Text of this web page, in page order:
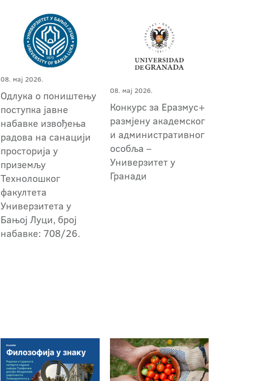
08. мај 2026.
Одлука о поништењу
поступка јавне
набавке извођења
радова на санацији
просторија у
приземљу
Технолошког
факултета
Универзитета у
Бањој Луци, број
набавке: 708/26.
08. мај 2026.
Конкурс за Еразмус+
размјену академског
и административног
особља –
Универзитет у
Гранади